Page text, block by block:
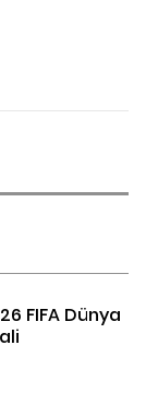
FIFA Dünya